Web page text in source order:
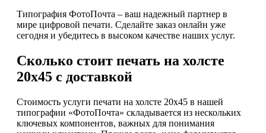
Типография ФотоПочта – ваш надежный партнер в
мире цифровой печати. Сделайте заказ онлайн уже
сегодня и убедитесь в высоком качестве наших услуг.
Сколько стоит печать на холсте
20х45 с доставкой
Стоимость услуги печати на холсте 20х45 в нашей
типографии «ФотоПочта» складывается из нескольких
ключевых компонентов, важных для понимания